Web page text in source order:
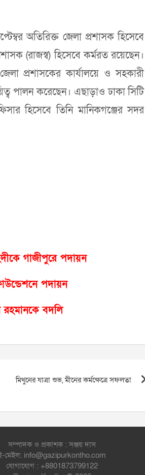
অতিরিক্ত জেলা প্রশাসক হিসেবে
(রাজস্ব) হিসেবে কর্মরত রয়েছেন।
প্রশাসকের কার্যালয়ে ও সহকারী
পালন করেছেন। এছাড়াও ঢাকা সিটি
হিসেবে তিনি মানিকগঞ্জের সদর
গাজীপুরে পদায়ন
পদায়ন
রহমানকে বদলি
মিথুনের যাত্রা শুভ, মীনের কর্মক্ষেত্রে সফলতা
সম্পাদক ও প্রকাশক : সঞ্জয় দাস
মেইল: info@gazipurkontho.com
যোগাযোগ : +8801873799122